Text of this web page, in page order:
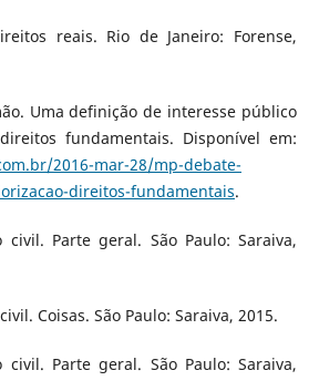
reais. Rio de Janeiro: Forense,
Uma definição de interesse público
fundamentais. Disponível em:
2016-mar-28/mp-debate-
direitos-fundamentais.
civil. Parte geral. São Paulo: Saraiva,
Coisas. São Paulo: Saraiva, 2015.
civil. Parte geral. São Paulo: Saraiva,